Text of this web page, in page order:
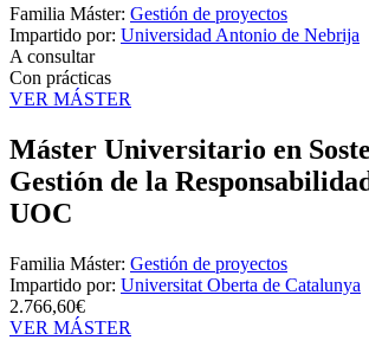
Familia Máster: Gestión de proyectos
Impartido por: Universidad Antonio de Nebrija
A consultar
Con prácticas
VER MÁSTER
Máster Universitario en
Gestión de la
UOC
Familia Máster: Gestión de proyectos
Impartido por: Universitat Oberta de Catalunya
2.766,60€
VER MÁSTER